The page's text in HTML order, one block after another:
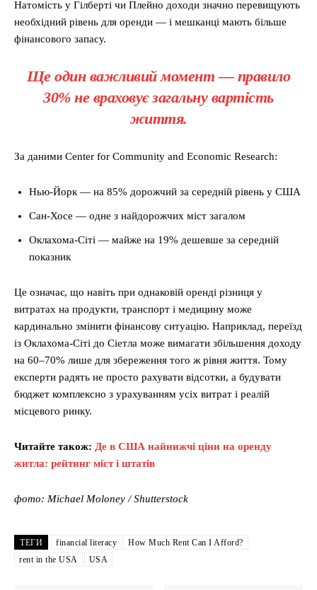
Натомість у Гілберті чи Плейно доходи значно перевищують
необхідний рівень для оренди — і мешканці мають більше
фінансового запасу.
Ще один важливий момент — правило
30% не враховує загальну вартість
життя.
За даними Center for Community and Economic Research:
Нью-Йорк — на 85% дорожчий за середній рівень у США
Сан-Хосе — одне з найдорожчих міст загалом
Оклахома-Сіті — майже на 19% дешевше за середній
показник
Це означає, що навіть при однаковій оренді різниця у
витратах на продукти, транспорт і медицину може
кардинально змінити фінансову ситуацію. Наприклад, переїзд
із Оклахома-Сіті до Сіетла може вимагати збільшення доходу
на 60–70% лише для збереження того ж рівня життя. Тому
експерти радять не просто рахувати відсотки, а будувати
бюджет комплексно з урахуванням усіх витрат і реалій
місцевого ринку.
Читайте також: Де в США найнижчі ціни на оренду
житла: рейтинг міст і штатів
фото: Michael Moloney / Shutterstock
ТЕГИ financial literacy
How Much Rent Can I Afford?
rent in the USA
USA